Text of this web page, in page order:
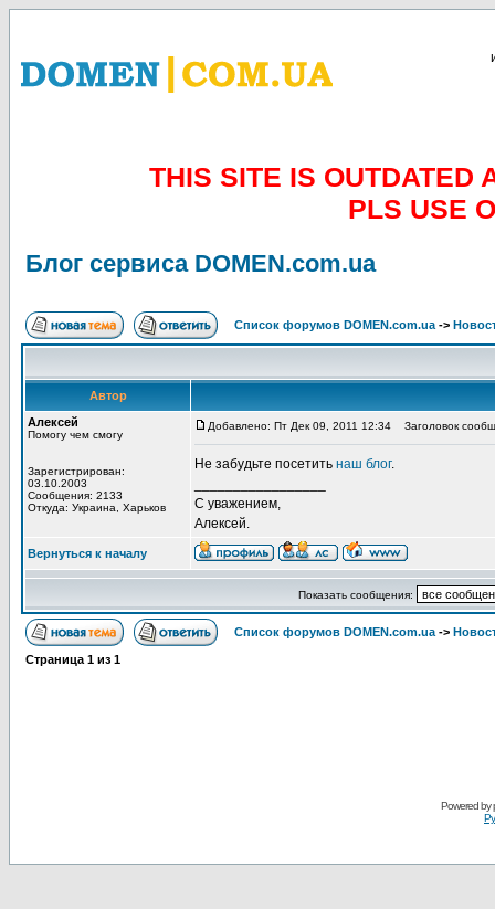
THIS SITE IS OUTDATED
PLS USE
Блог сервиса DOMEN.com.ua
Список форумов DOMEN.com.ua ->
Автор
Алексей
Помогу чем смогу
Зарегистрирован:
03.10.2003
Сообщения: 2133
Откуда: Украина, Харьков
Добавлено: Пт Дек 09, 2011 12:34 Заголовок
Не забудьте посетить наш блог.
С уважением,
Алексей.
Вернуться к началу
Показать сообщения:
Список форумов DOMEN.com.ua ->
Страница 1 из 1
Powered by